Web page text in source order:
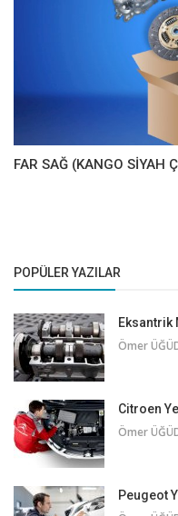
FAR SAĞ (KANGO SİYAH
POPÜLER YAZILAR
Eksantrik
Ömer
Citroen
Ömer
Peugeot